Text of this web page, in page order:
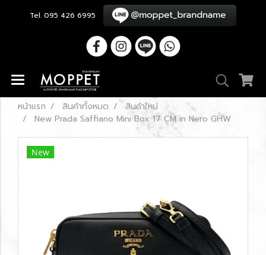
Tel. 095 426 6995
หน้าแรก สินค้าทั้งหมด
สินค้าใหม่
New Prada Saffiano Mini Box 17 CM in Nero GHW
New